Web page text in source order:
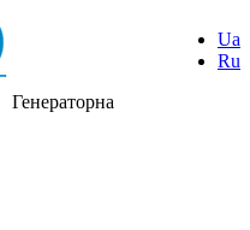
Ua
Ru
Генераторна